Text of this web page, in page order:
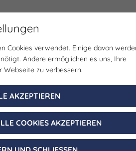
Veranstaltungen Planen
Cookies verwendet. Einige davon
Andere ermöglichen es uns, Ihre
zu verbessern.
AKZEPTIEREN
COOKIES AKZEPTIEREN